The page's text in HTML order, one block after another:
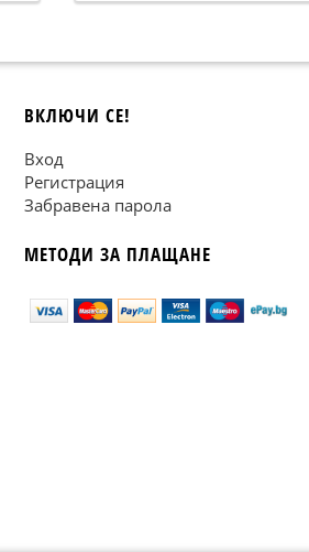
ВКЛЮЧИ СЕ!
Вход
Регистрация
Забравена парола
МЕТОДИ ЗА ПЛАЩАНЕ